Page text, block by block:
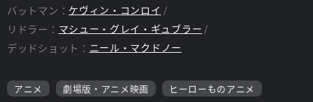
バットマン： ケヴィン・コンロイ
リドラー： マシュー・グレイ・ギュブラー
デッドショット： ニール・マクドノー
アニメ 劇場版・アニメ映画
ヒーローものアニメ